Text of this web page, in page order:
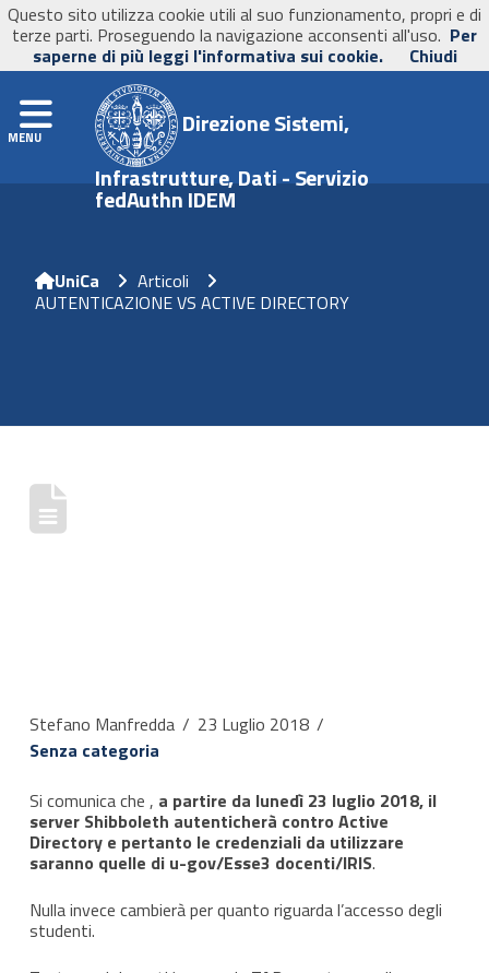
UniCa- Università degli Studi di Cagliari
Direzione Sistemi,
Infrastrutture, Dati - Servizio
fedAuthn IDEM
Navigation
HomeArticoli
AUTENTICAZIONE VS ACTIVE DIRECTORY
Stefano Manfredda
23 Luglio 2018
Senza categoria
Si comunica che , a partire da lunedì 23 luglio 2018, il
server Shibboleth autenticherà contro Active
Directory e pertanto le credenziali da utilizzare
saranno quelle di u-gov/Esse3 docenti/IRIS.
Nulla invece cambierà per quanto riguarda l’accesso degli
studenti.
Questo sito utilizza cookie utili al suo funzionamento, propri e di
terze parti. Proseguendo la navigazione acconsenti all'uso. Per
saperne di più leggi l'informativa sui cookie. Chiudi